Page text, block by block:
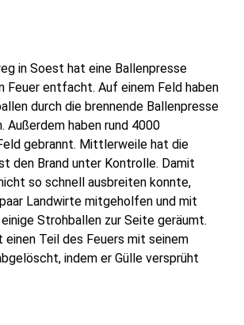
in Soest hat eine Ballenpresse
Feuer entfacht. Auf einem Feld haben
durch die brennende Ballenpresse
Außerdem haben rund 4000
gebrannt. Mittlerweile hat die
den Brand unter Kontrolle. Damit
so schnell ausbreiten konnte,
Landwirte mitgeholfen und mit
Strohballen zur Seite geräumt.
einen Teil des Feuers mit seinem
indem er Gülle versprüht